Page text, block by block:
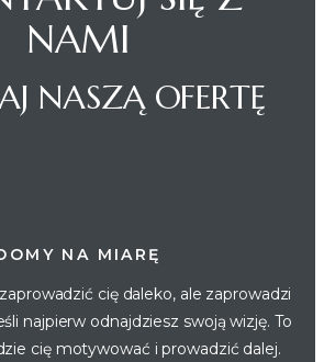
NAMI
NASZĄ OFERTĘ
NA MIARĘ
cię daleko, ale zaprowadzi
najpierw odnajdziesz swoją wizję. To
cię motywować i prowadzić dalej.